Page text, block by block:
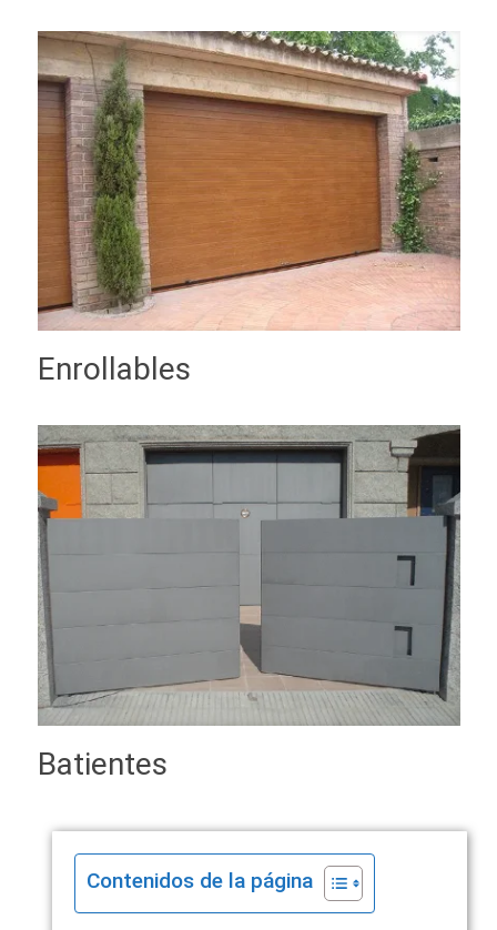
Enrollables
Batientes
Contenidos de la página